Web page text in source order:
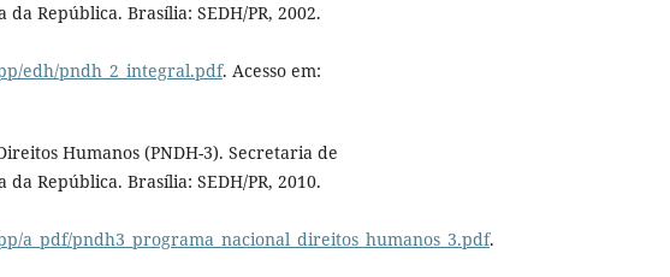
República. Brasília: SEDH/PR, 2002.
edh/pndh_2_integral.pdf. Acesso em:
Humanos (PNDH-3). Secretaria de
República. Brasília: SEDH/PR, 2010.
a_pdf/pndh3_programa_nacional_direitos_humanos_3.pdf.